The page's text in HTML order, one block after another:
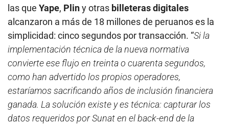
las que Yape, Pliny otras billeteras digitales
alcanzaron a más de 18 millones de peruanos es la
simplicidad: cinco segundos por transacción. “Si la
implementación técnica de la nueva normativa
convierte ese flujo en treinta o cuarenta segundos,
como han advertido los propios operadores,
estaríamos sacrificando años de inclusión financiera
ganada. La solución existe y es técnica: capturar los
datos requeridos por Sunat en el back-end de la